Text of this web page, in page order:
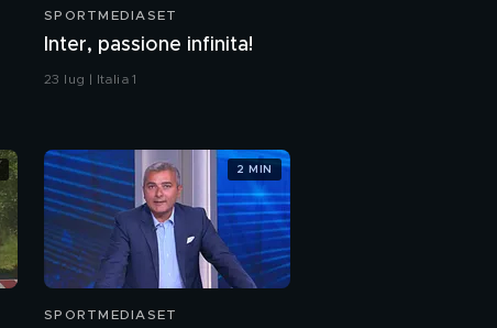
SPORTMEDIASET
Inter, passione infinita!
23 lug | Italia 1
SPORTMEDIASET
2 MIN